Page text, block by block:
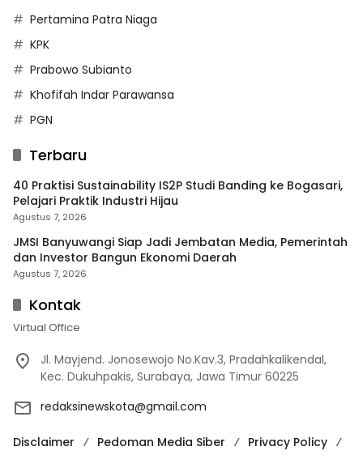
Pertamina Patra Niaga
KPK
Prabowo Subianto
Khofifah Indar Parawansa
PGN
Terbaru
40 Praktisi Sustainability IS2P Studi Banding ke Bogasari,
Pelajari Praktik Industri Hijau
Agustus 7, 2026
JMSI Banyuwangi Siap Jadi Jembatan Media, Pemerintah
dan Investor Bangun Ekonomi Daerah
Agustus 7, 2026
Kontak
Virtual Office
Jl. Mayjend. Jonosewojo No.Kav.3, Pradahkalikendal,
Kec. Dukuhpakis, Surabaya, Jawa Timur 60225
redaksinewskota@gmail.com
Disclaimer Pedoman Media Siber Privacy Policy